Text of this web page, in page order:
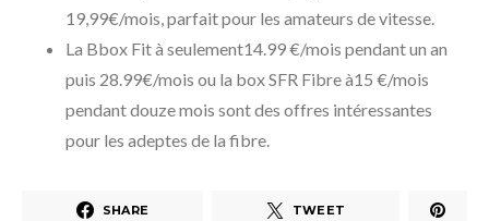
19,99€/mois, parfait pour les amateurs de vitesse.
La Bbox Fit à seulement14.99 €/mois pendant un an
puis 28.99€/mois ou la box SFR Fibre à15 €/mois
pendant douze mois sont des offres intéressantes
pour les adeptes de la fibre.
SHARE TWEET